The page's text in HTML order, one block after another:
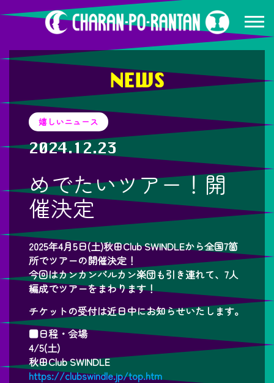
NEWS
嬉しいニュース
2024.12.23
めでたいツアー！開
催決定
2025年4月5日(土)秋田Club SWINDLEから全国7箇
所でツアーの開催決定！
今回はカンカンバルカン楽団も引き連れて、7人
編成でツアーをまわります！
チケットの受付は近日中にお知らせいたします。
■日程・会場
4/5(土)
秋田Club SWINDLE
https://clubswindle.jp/top.htm